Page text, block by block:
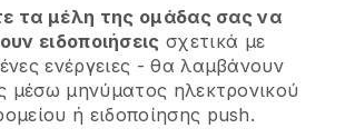
τα μέλη της ομάδας σας να
ειδοποιήσεις σχετικά με
ενέργειες - θα λαμβάνουν
μέσω μηνύματος ηλεκτρονικού
ή ειδοποίησης push.